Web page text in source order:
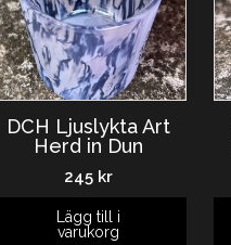
DCH Ljuslykta Art
Herd in Dun
245 kr
Lägg till i
varukorg